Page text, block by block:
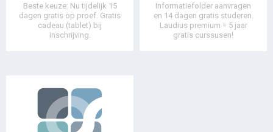
Beste keuze: Nu tijdelijk 15
dagen gratis op proef. Gratis
cadeau (tablet) bij
inschrijving.
Informatiefolder aanvragen
en 14 dagen gratis studeren.
Laudius premium = 5 jaar
gratis curssusen!